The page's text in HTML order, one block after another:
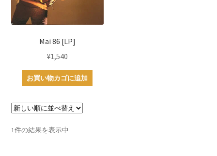
Mai 86 [LP]
¥1,540
お買い物カゴに追加
1件の結果を表示中